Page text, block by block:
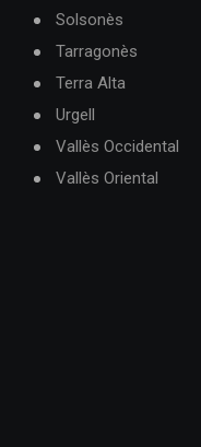
Solsonès
Tarragonès
Terra Alta
Urgell
Vallès Occidental
Vallès Oriental